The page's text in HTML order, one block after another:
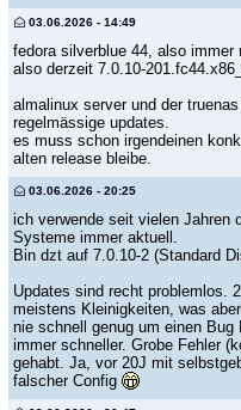
03.06.2026 - 14:49
fedora silverblue 44, also immer
also derzeit 7.0.10-
almalinux server und der
regelmässige updates.
es muss schon irgendeinen
alten release bleibe.
03.06.2026 - 20:25
ich verwende seit vielen Jahren
Systeme immer aktuell.
Bin dzt auf 7.0.10-2 (Standard
Updates sind recht problemlos.
meistens Kleinigkeiten, was
nie schnell genug um einen
immer schneller. Grobe Fehler
gehabt. Ja, vor 20J mit
falscher Config